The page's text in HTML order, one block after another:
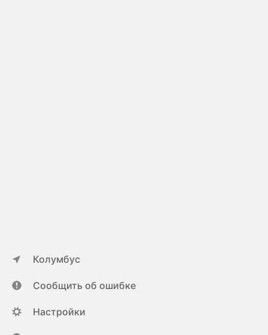
Колумбус
Сообщить об ошибке
Настройки